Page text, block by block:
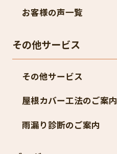
お客様の声一覧
その他サービス
その他サービス
屋根カバー工法のご案内
雨漏り診断のご案内